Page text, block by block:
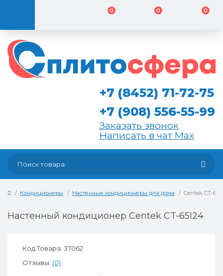
0 0 0
+7 (8452) 71-72-75
+7 (908) 556-55-99
Заказать звонок
Написать в чат Max
Кондиционеры Настенные кондиционеры для дома Centek CT-
Настенный кондиционер Centek CT-65I24
Код Товара: 37062
Отзывы: (0)